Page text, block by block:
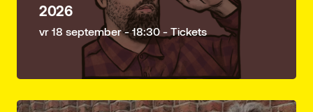
2026
vr 18 september - 18:30 - Tickets